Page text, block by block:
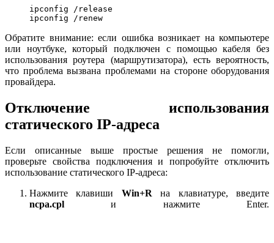
ipconfig /release
ipconfig /renew
Обратите внимание: если ошибка возникает на компьютере
или ноутбуке, который подключен с помощью кабеля без
использования роутера (маршрутизатора), есть вероятность,
что проблема вызвана проблемами на стороне оборудования
провайдера.
Отключение использования
статического IP-адреса
Если описанные выше простые решения не помогли,
проверьте свойства подключения и попробуйте отключить
использование статического IP-адреса:
Нажмите клавиши Win+R на клавиатуре, введите
ncpa.cpl и нажмите Enter.